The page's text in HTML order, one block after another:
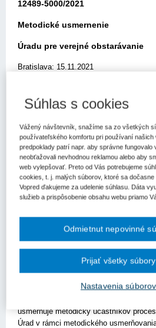
12489-5000/2021
Metodické usmernenie
Úradu pre verejné obstarávanie
Bratislava: 15.11.2021
verejné obstarávanie (ďalej len „úrad“)
usmernenie k aplikácii zákona č. 343/
obstarávaní a o zmene a doplnení
neskorších predpisov (ďalej len „zákon
V žiadosti o metodické usmernenie
„Dobrý deň, mal by som otázku, bola
obstarávania uzatvorená Zmluva o
distribúcii elektriny a prevzatí
nie? V zmluve sa nemá nič meniť,
možnosti prolongácie sa tam tiež
V predmetnej veci Vám poskytujeme
usmerňuje metodicky účastníkov
Úrad v rámci metodického
Súhlas s cookies
Vážený návštevník, snažíme sa zo všetkých
používateľského komfortu pri používaní našich
predpoklady patrí napr. aby správne fungovalo
neobťažovali nevhodnou reklamou alebo aby
web vylepšovať. Preto od Vás potrebujeme
cookies, t. j. malých súborov, ktoré sa dočasne
Vopred ďakujeme za udelenie súhlasu. Dáta
služieb a prispôsobenie obsahu webu priamo
Nastavenia
Odmietnut nepovinné
Prijať všetky